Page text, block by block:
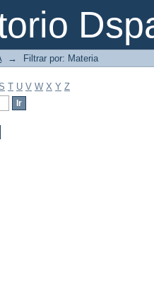
→ Filtrar por: Materia
T U V W X Y Z